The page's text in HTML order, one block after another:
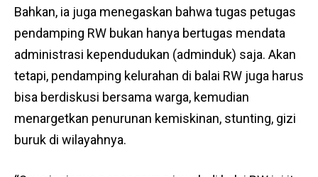
Bahkan, ia juga menegaskan bahwa tugas petugas
pendamping RW bukan hanya bertugas mendata
administrasi kependudukan (adminduk) saja. Akan
tetapi, pendamping kelurahan di balai RW juga harus
bisa berdiskusi bersama warga, kemudian
menargetkan penurunan kemiskinan, stunting, gizi
buruk di wilayahnya.